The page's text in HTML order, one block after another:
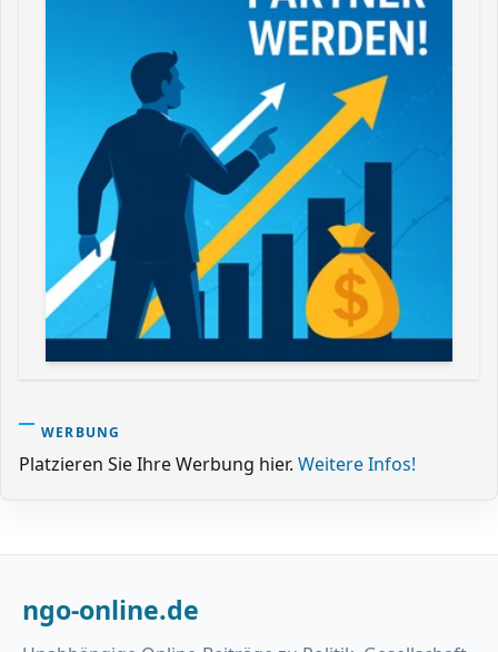
WERBUNG
Platzieren Sie Ihre Werbung hier. Weitere Infos!
ngo-online.de